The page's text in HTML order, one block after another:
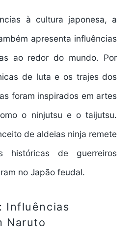
à cultura japonesa, a
apresenta influências
ao redor do mundo. Por
de luta e os trajes dos
foram inspirados em artes
o ninjutsu e o taijutsu.
de aldeias ninja remete
históricas de guerreiros
no Japão feudal.
Influências
Naruto